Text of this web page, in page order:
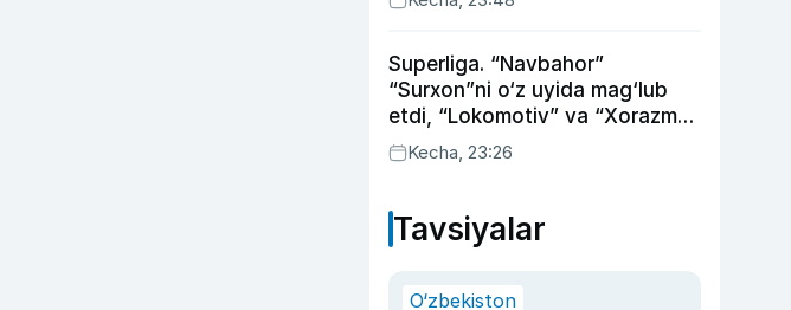
Superliga. “Navbahor”
“Surxon”ni o‘z uyida mag‘lub
etdi, “Lokomotiv” va “Xorazm”
uyda g‘alaba qozondi
Kecha, 23:26
Tavsiyalar
O‘zbekiston